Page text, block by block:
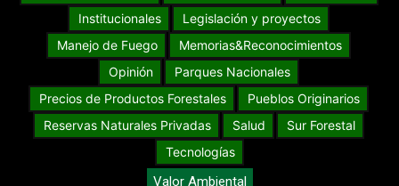
Institucionales
Legislación y proyectos
Manejo de Fuego
Memorias&Reconocimientos
Opinión
Parques Nacionales
Precios de Productos Forestales
Pueblos Originarios
Reservas Naturales Privadas
Salud
Sur Forestal
Tecnologías
Valor Ambiental